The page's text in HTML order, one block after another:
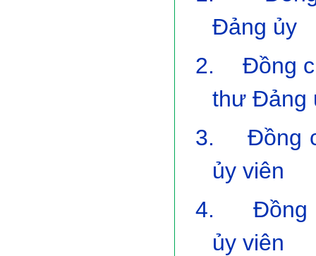
Đảng ủy
2.
Đồng
thư Đảng
3.
Đồng
ủy viên
4.
Đồng
ủy viên